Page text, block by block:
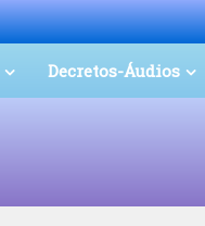
Decretos-Áudios